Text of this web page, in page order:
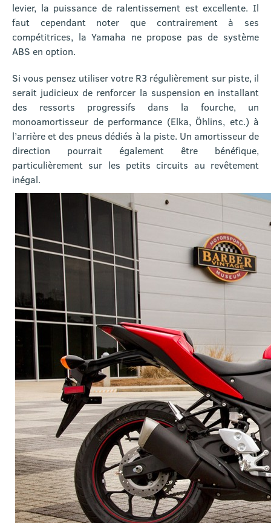
levier, la puissance de ralentissement est excellente. Il
faut cependant noter que contrairement à ses
compétitrices, la Yamaha ne propose pas de système
ABS en option.
Si vous pensez utiliser votre R3 régulièrement sur piste, il
serait judicieux de renforcer la suspension en installant
des ressorts progressifs dans la fourche, un
monoamortisseur de performance (Elka, Öhlins, etc.) à
l’arrière et des pneus dédiés à la piste. Un amortisseur de
direction pourrait également être bénéfique,
particulièrement sur les petits circuits au revêtement
inégal.